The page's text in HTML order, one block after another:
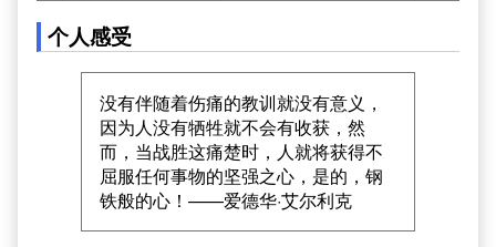
个人感受
没有伴随着伤痛的教训就没有意义，
因为人没有牺牲就不会有收获，然
而，当战胜这痛楚时，人就将获得不
屈服任何事物的坚强之心，是的，钢
铁般的心！——爱德华·艾尔利克